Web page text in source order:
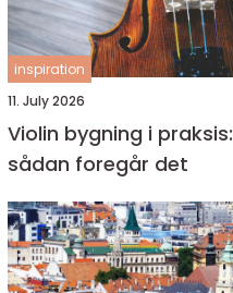
inspiration
11. July 2026
Violin bygning i praksis:
sådan foregår det